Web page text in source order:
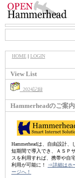
HOME| LOGIN
View List
2024記録
Hammerheadのご案内
Hammerheadは、自由設計、
短期間で導入でき、ＡＳＰ
スを利用すれば、携帯や自
利用が可能に！
⇒詳細はホ
ージへ！